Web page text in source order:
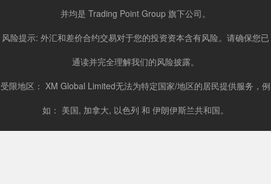
并均是 Trading Point Group 旗下公司。
风险提示: 外汇和差价合约交易对于您的投资资本含有风险。请确保您已
通读并完全理解我们的风险披露。
受限地区： XM Global Limited无法为特定国家/地区的居民提供服务，例
如： 美国, 加拿大, 以色列 和 伊朗伊斯兰共和国。